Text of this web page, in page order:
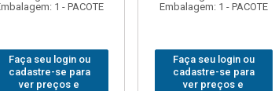
1 - PACOTE
Faça seu login ou
cadastre-se para
ver preços e
Embalagem: 1 - PACOTE
Faça seu login ou
cadastre-se para
ver preços e